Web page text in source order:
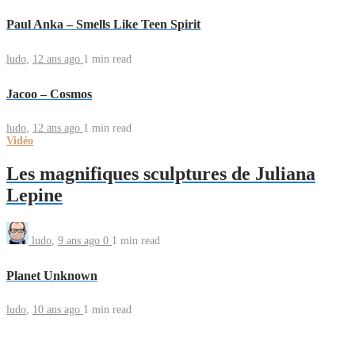
Paul Anka – Smells Like Teen Spirit
ludo 12 ans ago 1 min read
Jacoo – Cosmos
ludo, 12 ans ago 1 min read
Vidéo
Les magnifiques sculptures de Juliana
Lepine
ludo, 9 ans ago 0 1 min read
Planet Unknown
ludo, 10 ans ago 1 min read